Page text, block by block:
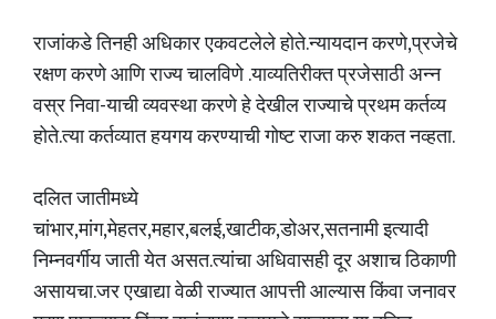
राजांकडे तिनही अधिकार एकवटलेले होते.न्यायदान करणे,प्रजेचे
रक्षण करणे आणि राज्य चालविणे .याव्यतिरीक्त प्रजेसाठी अन्न
वस्र निवा-याची व्यवस्था करणे हे देखील राज्याचे प्रथम कर्तव्य
होते.त्या कर्तव्यात हयगय करण्याची गोष्ट राजा करु शकत नव्हता.
दलित जातीमध्ये
चांभार,मांग,मेहतर,महार,बलई,खाटीक,डोअर,सतनामी इत्यादी
निम्नवर्गीय जाती येत असत.त्यांचा अधिवासही दूर अशाच ठिकाणी
असायचा.जर एखाद्या वेळी राज्यात आपत्ती आल्यास किंवा जनावर